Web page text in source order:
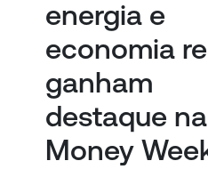
energia e
economia
ganham
destaque na
Money